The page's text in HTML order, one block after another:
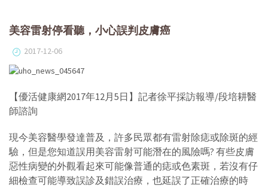
美容雷射停看聽，小心誤判皮膚癌
2017-12-06
【優活健康網2017年12月5日】記者徐平採訪報導/段培耕醫
師諮詢
現今美容醫學發達普及，許多民眾都有雷射除痣或除斑的經
驗，但是您知道誤用美容雷射可能潛在的風險嗎? 有些皮膚
惡性病變的外觀看起來可能像普通的痣或色素斑，若沒有仔
細檢查可能導致誤診及錯誤治療，也延誤了正確治療的時